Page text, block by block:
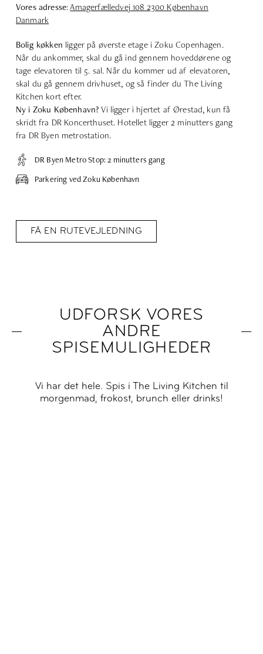
Vores adresse:Amagerfælledvej 108 2300 København
Danmark
Boligkøkken ligger på øverste etage i Zoku Copenhagen.
Når du ankommer, skal du gå ind gennem hoveddørene og
tage elevatoren til 5. sal. Når du kommer ud af elevatoren,
skal du gå gennem drivhuset, og så finder du The Living
Kitchen kort efter.
Ny i Zoku København? Vi ligger i hjertet af Ørestad, kun få
skridt fra DR Koncerthuset. Hotellet ligger 2 minutters gang
fra DR Byen metrostation.
DR Byen Metro Stop: 2 minutters gang
Parkering ved Zoku København
FÅ EN RUTEVEJLEDNING
UDFORSK VORES
ANDRE
SPISEMULIGHEDER
Vi har det hele. Spis i The Living Kitchen til
morgenmad, frokost, brunch eller drinks!